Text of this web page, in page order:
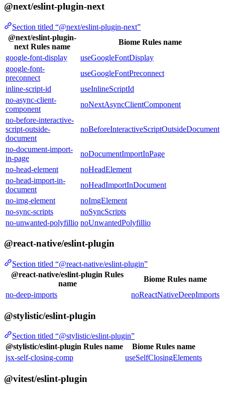
@next/eslint-plugin-next
Section titled “@next/eslint-plugin-next”
@next/eslint-plugin-
next Rules name
Biome Rules name
google-font-display
useGoogleFontDisplay
google-font-
preconnect
useGoogleFontPreconnect
inline-script-id
useInlineScriptId
no-async-client-
component
noNextAsyncClientComponent
no-before-interactive-
script-outside-
document
noBeforeInteractiveScriptOutsideDocument
no-document-import-
in-page
noDocumentImportInPage
no-head-element
noHeadElement
no-head-import-in-
document
noHeadImportInDocument
no-img-element
noImgElement
no-sync-scripts
noSyncScripts
no-unwanted-polyfillio noUnwantedPolyfillio
@react-native/eslint-plugin
Section titled “@react-native/eslint-plugin”
@react-native/eslint-plugin Rules
name
Biome Rules name
no-deep-imports
noReactNativeDeepImports
@stylistic/eslint-plugin
Section titled “@stylistic/eslint-plugin”
@stylistic/eslint-plugin Rules name
Biome Rules name
jsx-self-closing-comp
useSelfClosingElements
@vitest/eslint-plugin